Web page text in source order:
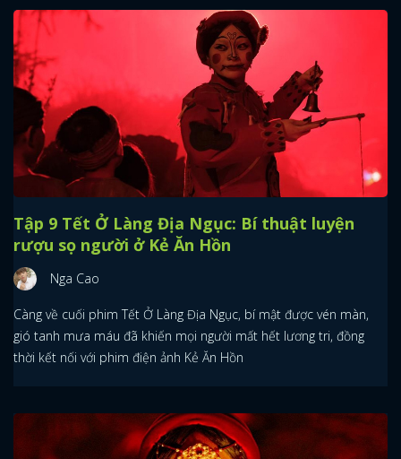
Tập 9 Tết Ở Làng Địa Ngục: Bí thuật luyện
rượu sọ người ở Kẻ Ăn Hồn
Nga Cao
Càng về cuối phim Tết Ở Làng Địa Ngục, bí mật được vén màn,
gió tanh mưa máu đã khiến mọi người mất hết lương tri, đồng
thời kết nối với phim điện ảnh Kẻ Ăn Hồn